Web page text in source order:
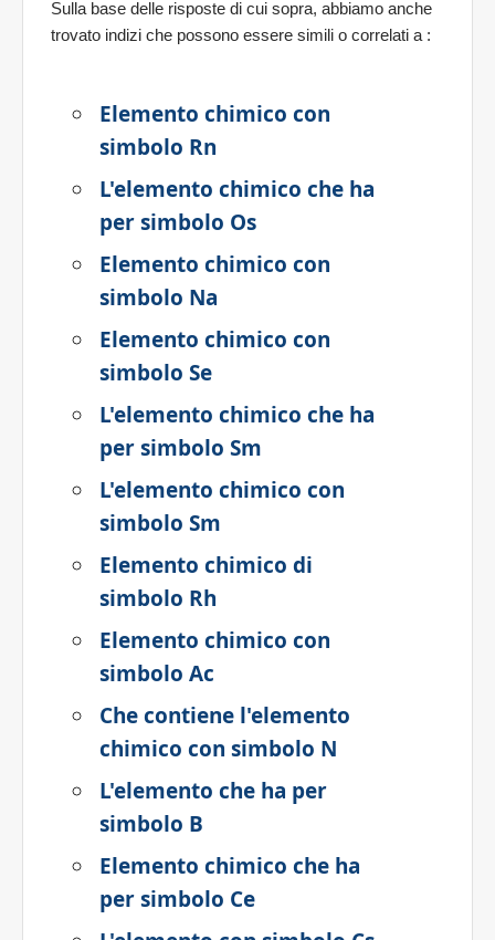
Sulla base delle risposte di cui sopra, abbiamo anche
trovato indizi che possono essere simili o correlati a :
Elemento chimico con
simbolo Rn
L'elemento chimico che ha
per simbolo Os
Elemento chimico con
simbolo Na
Elemento chimico con
simbolo Se
L'elemento chimico che ha
per simbolo Sm
L'elemento chimico con
simbolo Sm
Elemento chimico di
simbolo Rh
Elemento chimico con
simbolo Ac
Che contiene l'elemento
chimico con simbolo N
L'elemento che ha per
simbolo B
Elemento chimico che ha
per simbolo Ce